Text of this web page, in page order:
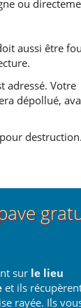
ou
aussi être
adressé. Votre
dépollué,
sur le lieu
et ils
rayée. Ils